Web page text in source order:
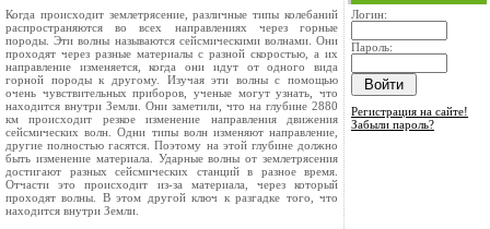
Когда происходит землетрясение, различные типы колебаний
распространяются во всех на­правлениях через горные
породы. Эти волны на­зываются сейсмическими волнами. Они
проходят через разные материалы с разной скоростью, а их
направление изменяется, когда они идут от одно­го вида
горной породы к другому. Изучая эти волны с помощью
очень чувствительных прибо­ров, ученые могут узнать, что
находится внутри Земли. Они заметили, что на глубине 2880
км происходит резкое изменение направления движе­ния
сейсмических волн. Одни типы волн изменя­ют направление,
другие полностью гасятся. По­этому на этой глубине должно
быть изменение материала. Ударные волны от землетрясения
до­стигают разных сейсмических станций в разное время.
Отчасти это происходит из-за материала, через который
проходят волны. В этом другой ключ к разгадке того, что
находится внутри Земли.
Логин:
Пароль:
Регистрация на сайте!
Забыли пароль?